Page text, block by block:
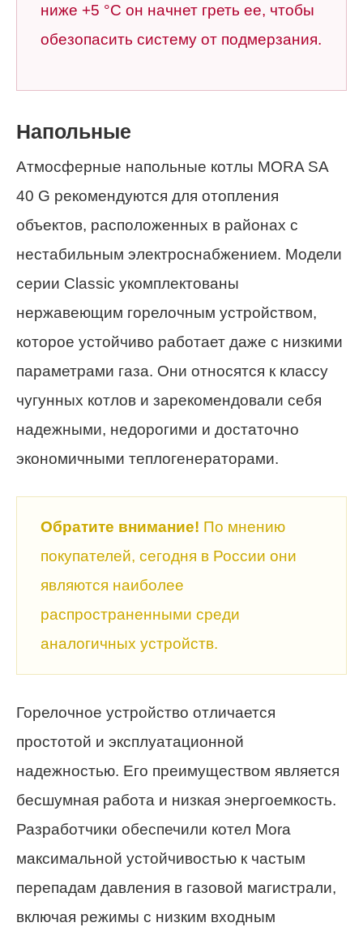
ниже +5 °С он начнет греть ее, чтобы
обезопасить систему от подмерзания.
Напольные
Атмосферные напольные котлы MORA SА
40 G рекомендуются для отопления
объектов, расположенных в районах с
нестабильным электроснабжением. Модели
серии Classic укомплектованы
нержавеющим горелочным устройством,
которое устойчиво работает даже с низкими
параметрами газа. Они относятся к классу
чугунных котлов и зарекомендовали себя
надежными, недорогими и достаточно
экономичными теплогенераторами.
Обратите внимание! По мнению
покупателей, сегодня в России они
являются наиболее
распространенными среди
аналогичных устройств.
Горелочное устройство отличается
простотой и эксплуатационной
надежностью. Его преимуществом является
бесшумная работа и низкая энергоемкость.
Разработчики обеспечили котел Mora
максимальной устойчивостью к частым
перепадам давления в газовой магистрали,
включая режимы с низким входным